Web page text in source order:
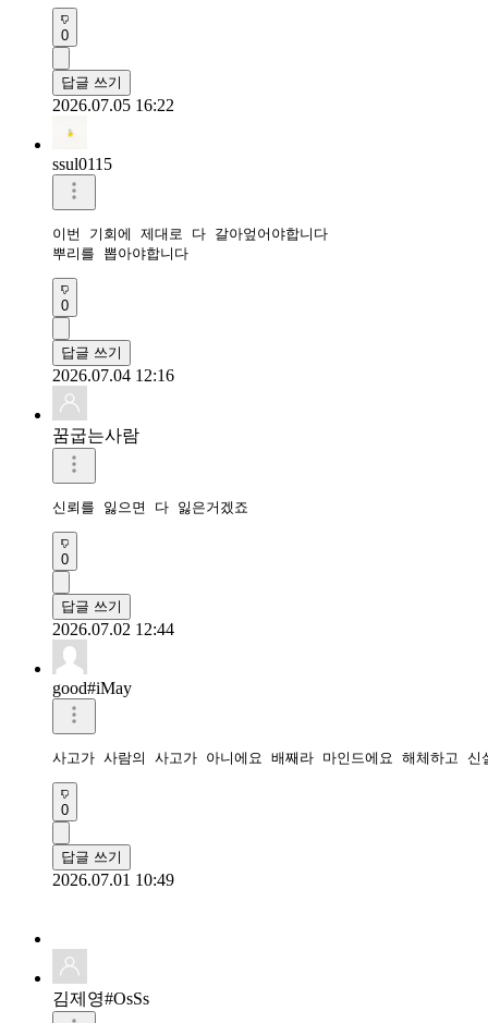
0
답글 쓰기
2026.07.05 16:22
ssul0115
이번 기회에 제대로 다 갈아엎어야합니다
뿌리를 뽑아야합니다
0
답글 쓰기
2026.07.04 12:16
꿈굽는사람
신뢰를 잃으면 다 잃은거겠죠
0
답글 쓰기
2026.07.02 12:44
good#iMay
사고가 사람의 사고가 아니에요 배째라 마인드에요 해체하고 신
0
답글 쓰기
2026.07.01 10:49
김제영#OsSs